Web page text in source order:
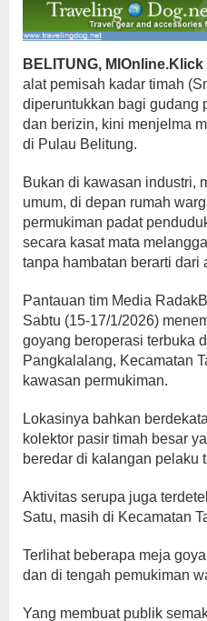
BELITUNG,
alat pemisah kadar timah
diperuntukkan bagi gudang
dan berizin, kini menjelma
di Pulau Belitung.
Bukan di kawasan industri,
umum, di depan rumah
permukiman padat
secara kasat mata
tanpa hambatan berarti dari
Pantauan tim Media
Sabtu (15-17/1/2026)
goyang beroperasi terbuka
Pangkalalang, Kecamatan
kawasan permukiman.
Lokasinya bahkan
kolektor pasir timah besar
beredar di kalangan pelaku
Aktivitas serupa juga
Satu, masih di Kecamatan
Terlihat beberapa meja
dan di tengah pemukiman
Yang membuat publik